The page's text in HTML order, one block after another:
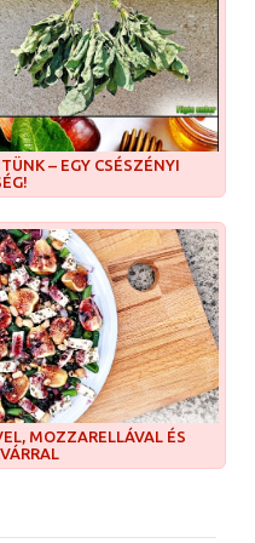
– EGY CSÉSZÉNYI
MOZZARELLÁVAL ÉS